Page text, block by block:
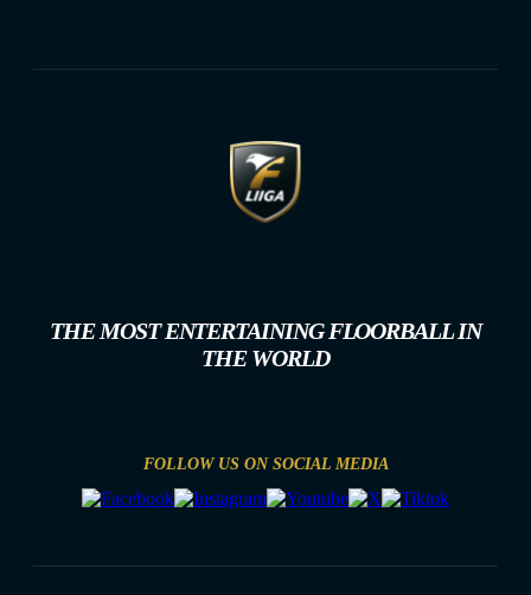
THE MOST ENTERTAINING FLOORBALL IN
THE WORLD
FOLLOW US ON SOCIAL MEDIA